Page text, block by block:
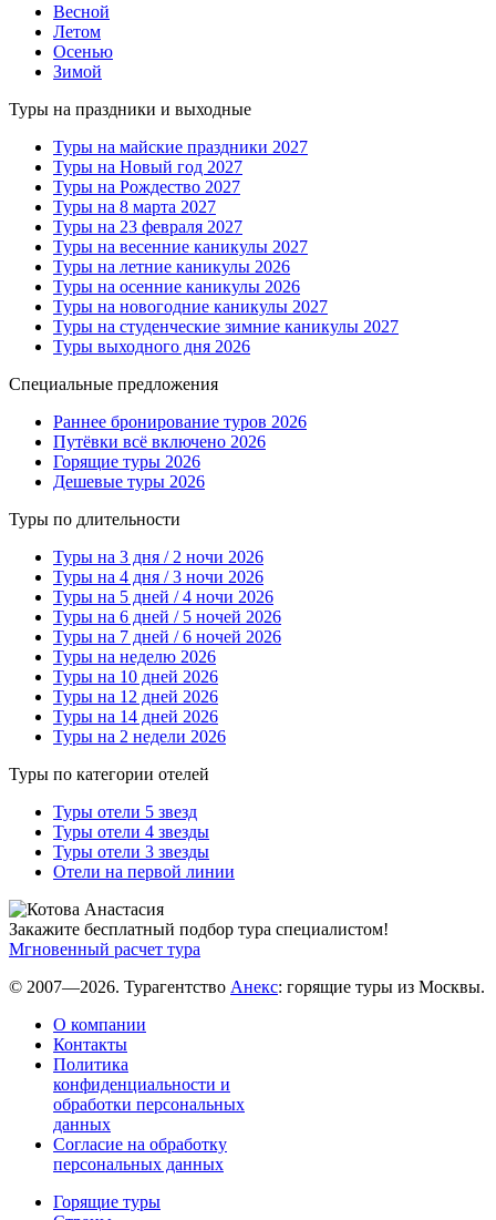
Весной
Летом
Осенью
Зимой
Туры на праздники и выходные
Туры на майские праздники 2027
Туры на Новый год 2027
Туры на Рождество 2027
Туры на 8 марта 2027
Туры на 23 февраля 2027
Туры на весенние каникулы 2027
Туры на летние каникулы 2026
Туры на осенние каникулы 2026
Туры на новогодние каникулы 2027
Туры на студенческие зимние каникулы 2027
Туры выходного дня 2026
Специальные предложения
Раннее бронирование туров 2026
Путёвки всё включено 2026
Горящие туры 2026
Дешевые туры 2026
Туры по длительности
Туры на 3 дня / 2 ночи 2026
Туры на 4 дня / 3 ночи 2026
Туры на 5 дней / 4 ночи 2026
Туры на 6 дней / 5 ночей 2026
Туры на 7 дней / 6 ночей 2026
Туры на неделю 2026
Туры на 10 дней 2026
Туры на 12 дней 2026
Туры на 14 дней 2026
Туры на 2 недели 2026
Туры по категории отелей
Туры отели 5 звезд
Туры отели 4 звезды
Туры отели 3 звезды
Отели на первой линии
Закажите бесплатный подбор тура специалистом!
Мгновенный расчет тура
© 2007—2026. Турагентство Анекс: горящие туры из Москвы.
О компании
Контакты
Политика
конфиденциальности и
обработки персональных
данных
Согласие на обработку
персональных данных
Горящие туры